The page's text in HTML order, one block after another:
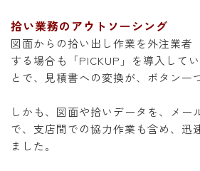
拾い業務のアウトソーシング
図面からの拾い出し作業を外注業者
する場合も「PICKUP」を導入して
とで、見積書への変換が、ボタン一
しかも、図面や拾いデータを、メー
で、支店間での協力作業も含め、迅
ました。